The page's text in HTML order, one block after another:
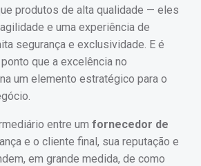
produtos de alta qualidade — eles
e uma experiência de
segurança e exclusividade. E é
que a excelência no
um elemento estratégico para o
entre um fornecedor de
e o cliente final, sua reputação e
em grande medida, de como